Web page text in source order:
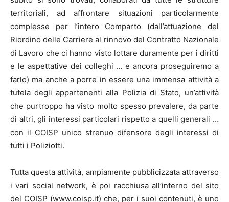
territoriali, ad affrontare situazioni particolarmente
complesse per l’intero Comparto (dall’attuazione del
Riordino delle Carriere al rinnovo del Contratto Nazionale
di Lavoro che ci hanno visto lottare duramente per i diritti
e le aspettative dei colleghi … e ancora proseguiremo a
farlo) ma anche a porre in essere una immensa attività a
tutela degli appartenenti alla Polizia di Stato, un’attività
che purtroppo ha visto molto spesso prevalere, da parte
di altri, gli interessi particolari rispetto a quelli generali …
con il COISP unico strenuo difensore degli interessi di
tutti i Poliziotti.
Tutta questa attività, ampiamente pubblicizzata attraverso
i vari social network, è poi racchiusa all’interno del sito
del COISP (www.coisp.it) che, per i suoi contenuti, è uno